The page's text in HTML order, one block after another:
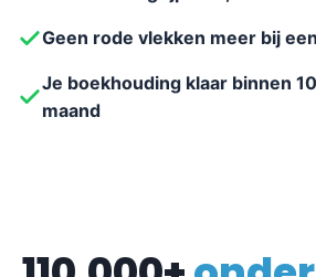
Geen rode vlekken meer bij
Je boekhouding klaar binnen
maand